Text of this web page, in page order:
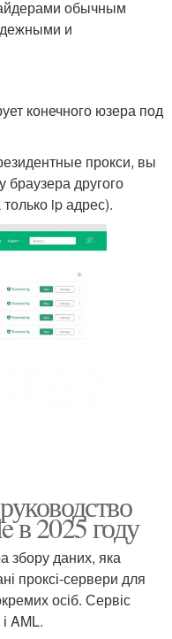
обычным
и
конечного юзера под
прокси, вы
браузера другого
ip адрес).
в 2025 году
збору даних, яка
проксі-сервери для
осіб. Сервіс
AML.